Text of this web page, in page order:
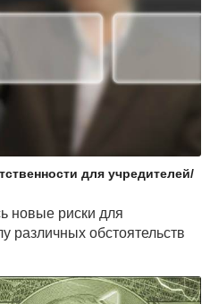
для учредителей/
новые риски для
различных обстоятельств